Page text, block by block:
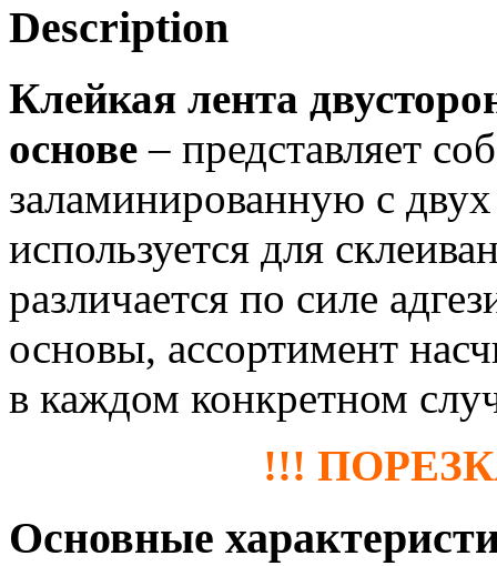
Description
Клейкая лента
основе– представляет
заламинированную с
используется для
различается по силе
основы, ассортимент
в каждом конкретном
!!!
Основные